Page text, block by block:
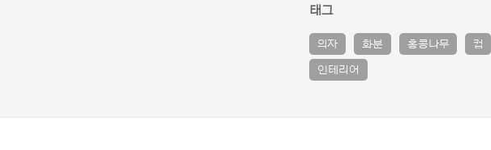
태그
의자 화분 홍콩나무 컵
인테리어